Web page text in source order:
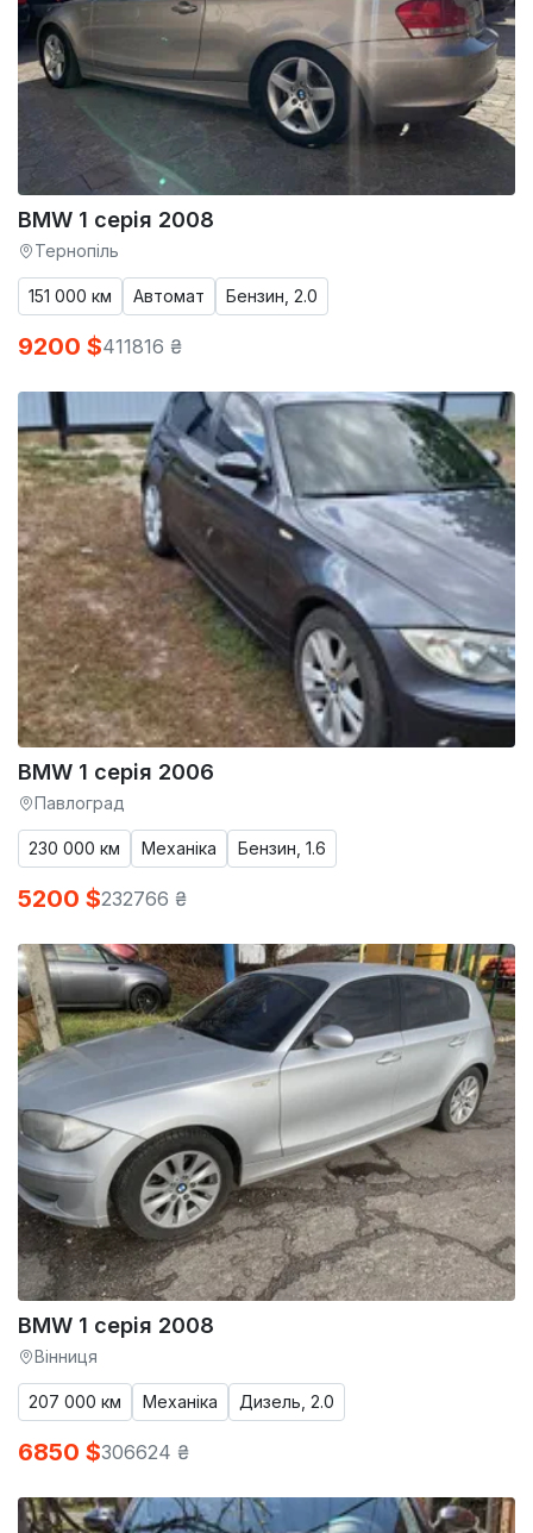
BMW 1 серія 2008
Тернопіль
151 000 км Автомат Бензин, 2.0
9200 $411816 ₴
BMW 1 серія 2006
Павлоград
230 000 км Механіка Бензин, 1.6
5200 $232766 ₴
BMW 1 серія 2008
Вінниця
207 000 км Механіка Дизель, 2.0
6850 $306624 ₴